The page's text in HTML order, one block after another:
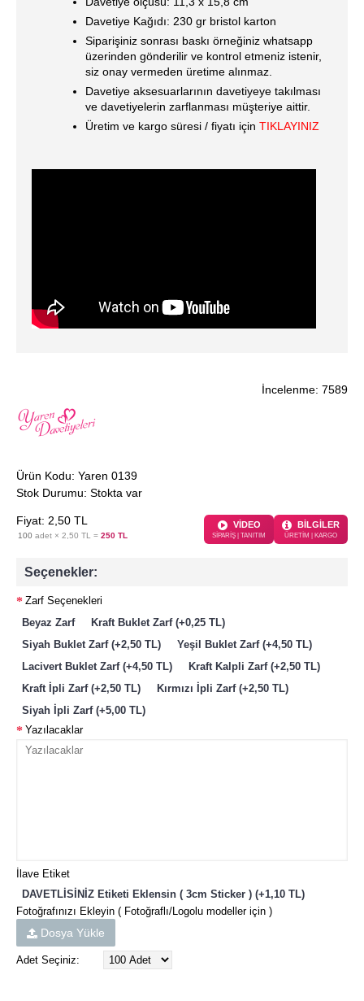
Davetiye Kağıdı: 230 gr bristol karton
Siparişiniz sonrası baskı örneğiniz whatsapp
üzerinden gönderilir ve kontrol etmeniz istenir,
siz onay vermeden üretime alınmaz.
Davetiye aksesuarlarının davetiyeye takılması
ve davetiyelerin zarflanması müşteriye aittir.
Üretim ve kargo süresi / fiyatı için TIKLAYINIZ
İncelenme: 7589
Ürün Kodu: Yaren 0139
Stok Durumu: Stokta var
Fiyat: 2 ,50 TL
100 adet × 2,50 TL = 250 TL
VİDEO
SİPARİŞ | TANITIM
BİLGİLER
ÜRETİM | KARGO
Seçenekler:
Zarf Seçenekleri
Beyaz Zarf
Kraft Buklet Zarf (+0,25 TL)
Siyah Buklet Zarf (+2,50 TL)
Yeşil Buklet Zarf (+4,50 TL)
Lacivert Buklet Zarf (+4,50 TL)
Kraft Kalpli Zarf (+2,50 TL)
Kraft İpli Zarf (+2,50 TL)
Kırmızı İpli Zarf (+2,50 TL)
Siyah İpli Zarf (+5,00 TL)
Yazılacaklar
İlave Etiket
DAVETLİSİNİZ Etiketi Eklensin ( 3cm Sticker ) (+1,10 TL)
Fotoğrafınızı Ekleyin ( Fotoğraflı/Logolu modeller için )
Dosya Yükle
Adet Seçiniz: